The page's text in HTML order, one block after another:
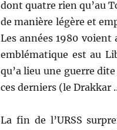
dont quatre rien qu’au
de manière légère et
Les années 1980 voient
emblématique est au
qu’a lieu une guerre
ces derniers (le Drakkar
La fin de l’URSS